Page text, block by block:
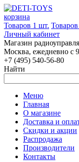
корзина
Товаров 1 шт.
Личный кабинет
Магазин
Москва, ежедневно с
+7 (495) 540-56-80
Найти
Меню
Главная
О магазине
Доставка и
Скидки и акции
Распродажа
Производители
Контакты